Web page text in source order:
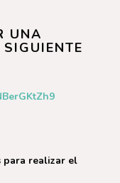
UNA
para realizar el